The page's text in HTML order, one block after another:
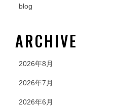
blog
ARCHIVE
2026年8月
2026年7月
2026年6月